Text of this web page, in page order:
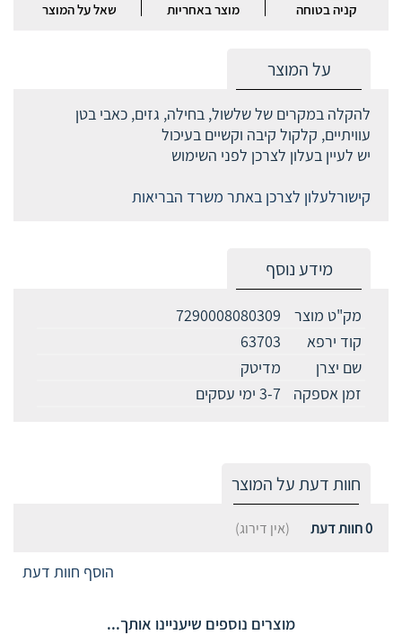
קניה בטוחה מוצר באחריות שאל על המוצר
על המוצר
להקלה במקרים של שלשול, בחילה, גזים, כאבי בטן
עוויתיים, קלקול קיבה וקשיים בעיכול
יש לעיין בעלון לצרכן לפני השימוש
קישורלעלון לצרכן באתר משרד הבריאות
מידע נוסף
מק"ט מוצר
7290008080309
קוד ירפא
63703
שם יצרן
מדיטק
זמן אספקה
3-7 ימי עסקים
חוות דעת על המוצר
0חוות דעת (אין דירוג)
הוסף חוות דעת
מוצרים נוספים שיעניינו אותך...